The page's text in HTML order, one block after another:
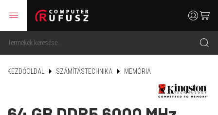
menu
search
usercart
KEZDŐOLDAL SZÁMÍTÁSTECHNIKA MEMÓRIA